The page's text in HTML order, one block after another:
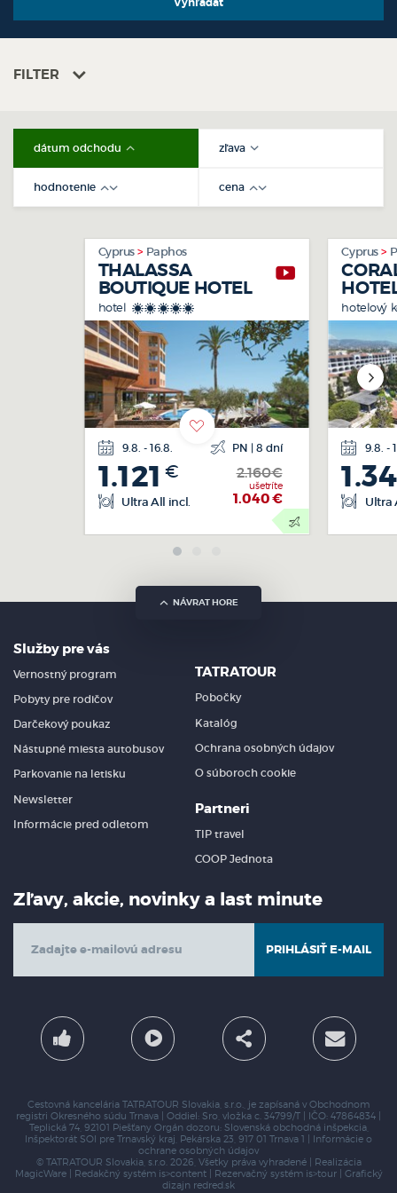
FILTER
dátum odchodu zľava
hodnotenie cena
Cyprus Paphos
THALASSA
BOUTIQUE HOTEL
& SPA
hotel *****
9.8. - 16.8.
1.121 € 2.160€
ušetríte
1.040€
Ultra All incl.
letecká
doprava
PN | 8 dní
Cyprus
hotelový
9.8. -
Ultra
NÁVRAT HORE
Služby pre vás
Vernostný program
Pobyty pre rodičov
Darčekový poukaz
Nástupné miesta autobusov
Parkovanie na letisku
Newsletter
Informácie pred odletom
TATRATOUR
Pobočky
Katalóg
Ochrana osobných údajov
O súboroch cookie
Partneri
TIP travel
COOP Jednota
Zľavy, akcie, novinky a last minute
PRIHLÁSIŤ E-MAIL
Cestovná kancelária TATRATOUR Slovakia, s.r.o., je zapísaná v Obchodnom
registri Okresného súdu Trnava | Oddiel: Sro, vložka c. 34799/T | IČO: 47864834 |
Teplická 74, 92101 Piešťany Orgán dozoru: Slovenská obchodná inšpekcia,
Inšpektorát SOI pre Trnavský kraj,
Pekárska 23, 917 01 Trnava 1 |
Informácie o
ochrane osobných údajov
© TATRATOUR Slovakia, s.r.o. 2026, Všetky práva vyhradené | Realizácia
MagicWare| Redakčný systém is>content| Rezervačný systém is>tour| Grafický
dizajn redred.sk